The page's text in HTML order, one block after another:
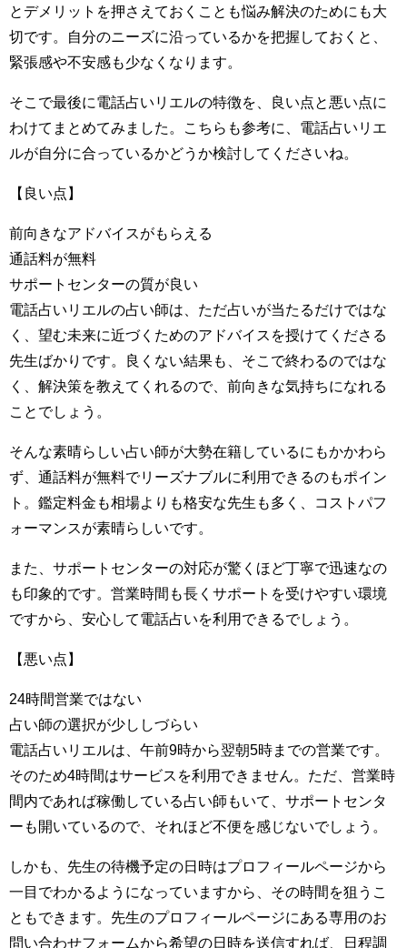
とデメリットを押さえておくことも悩み解決のためにも大
切です。自分のニーズに沿っているかを把握しておくと、
緊張感や不安感も少なくなります。
そこで最後に電話占いリエルの特徴を、良い点と悪い点に
わけてまとめてみました。こちらも参考に、電話占いリエ
ルが自分に合っているかどうか検討してくださいね。
【良い点】
前向きなアドバイスがもらえる
通話料が無料
サポートセンターの質が良い
電話占いリエルの占い師は、ただ占いが当たるだけではな
く、望む未来に近づくためのアドバイスを授けてくださる
先生ばかりです。良くない結果も、そこで終わるのではな
く、解決策を教えてくれるので、前向きな気持ちになれる
ことでしょう。
そんな素晴らしい占い師が大勢在籍しているにもかかわら
ず、通話料が無料でリーズナブルに利用できるのもポイン
ト。鑑定料金も相場よりも格安な先生も多く、コストパフ
ォーマンスが素晴らしいです。
また、サポートセンターの対応が驚くほど丁寧で迅速なの
も印象的です。営業時間も長くサポートを受けやすい環境
ですから、安心して電話占いを利用できるでしょう。
【悪い点】
24時間営業ではない
占い師の選択が少ししづらい
電話占いリエルは、午前9時から翌朝5時までの営業です。
そのため4時間はサービスを利用できません。ただ、営業時
間内であれば稼働している占い師もいて、サポートセンタ
ーも開いているので、それほど不便を感じないでしょう。
しかも、先生の待機予定の日時はプロフィールページから
一目でわかるようになっていますから、その時間を狙うこ
ともできます。先生のプロフィールページにある専用のお
問い合わせフォームから希望の日時を送信すれば、日程調